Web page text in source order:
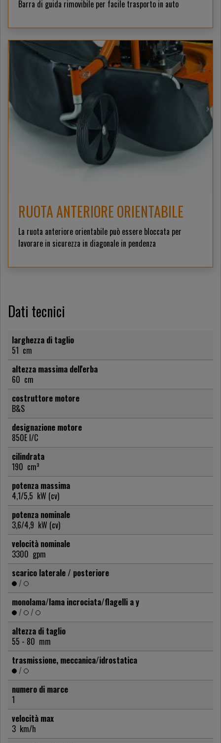
Barra di guida rimovibile per facile trasporto in auto
RUOTA ANTERIORE ORIENTABILE
La ruota anteriore orientabile può essere bloccata per
lavorare in sicurezza in diagonale in pendenza
Dati tecnici
larghezza di taglio
51 cm
altezza massima dell'erba
60 cm
costruttore motore
B&S
designazione motore
850E I/C
cilindrata
190 cm³
potenza massima
4,1/5,5 kW (cv)
potenza nominale
3,6/4,9 kW (cv)
velocità nominale
3300 gpm
scarico laterale / posteriore
/
monolama/lama incrociata/flagelli a y
/
/
altezza di taglio
55 - 80 mm
trasmissione, meccanica/idrostatica
/
numero di marce
1
velocità max
3 km/h